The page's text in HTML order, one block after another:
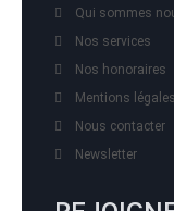
Qui sommes
Nos services
Nos honoraires
Mentions légales
Nous contacter
Newsletter